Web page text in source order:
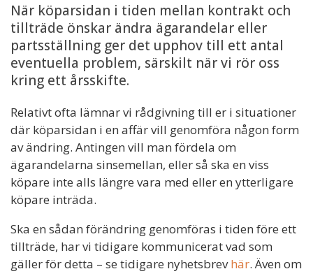
När köparsidan i tiden mellan kontrakt och
tillträde önskar ändra ägarandelar eller
partsställning ger det upphov till ett antal
eventuella problem, särskilt när vi rör oss
kring ett årsskifte.
Relativt ofta lämnar vi rådgivning till er i situationer
där köparsidan i en affär vill genomföra någon form
av ändring. Antingen vill man fördela om
ägarandelarna sinsemellan, eller så ska en viss
köpare inte alls längre vara med eller en ytterligare
köpare inträda.
Ska en sådan förändring genomföras i tiden före ett
tillträde, har vi tidigare kommunicerat vad som
gäller för detta – se tidigare nyhetsbrevhär. Även om